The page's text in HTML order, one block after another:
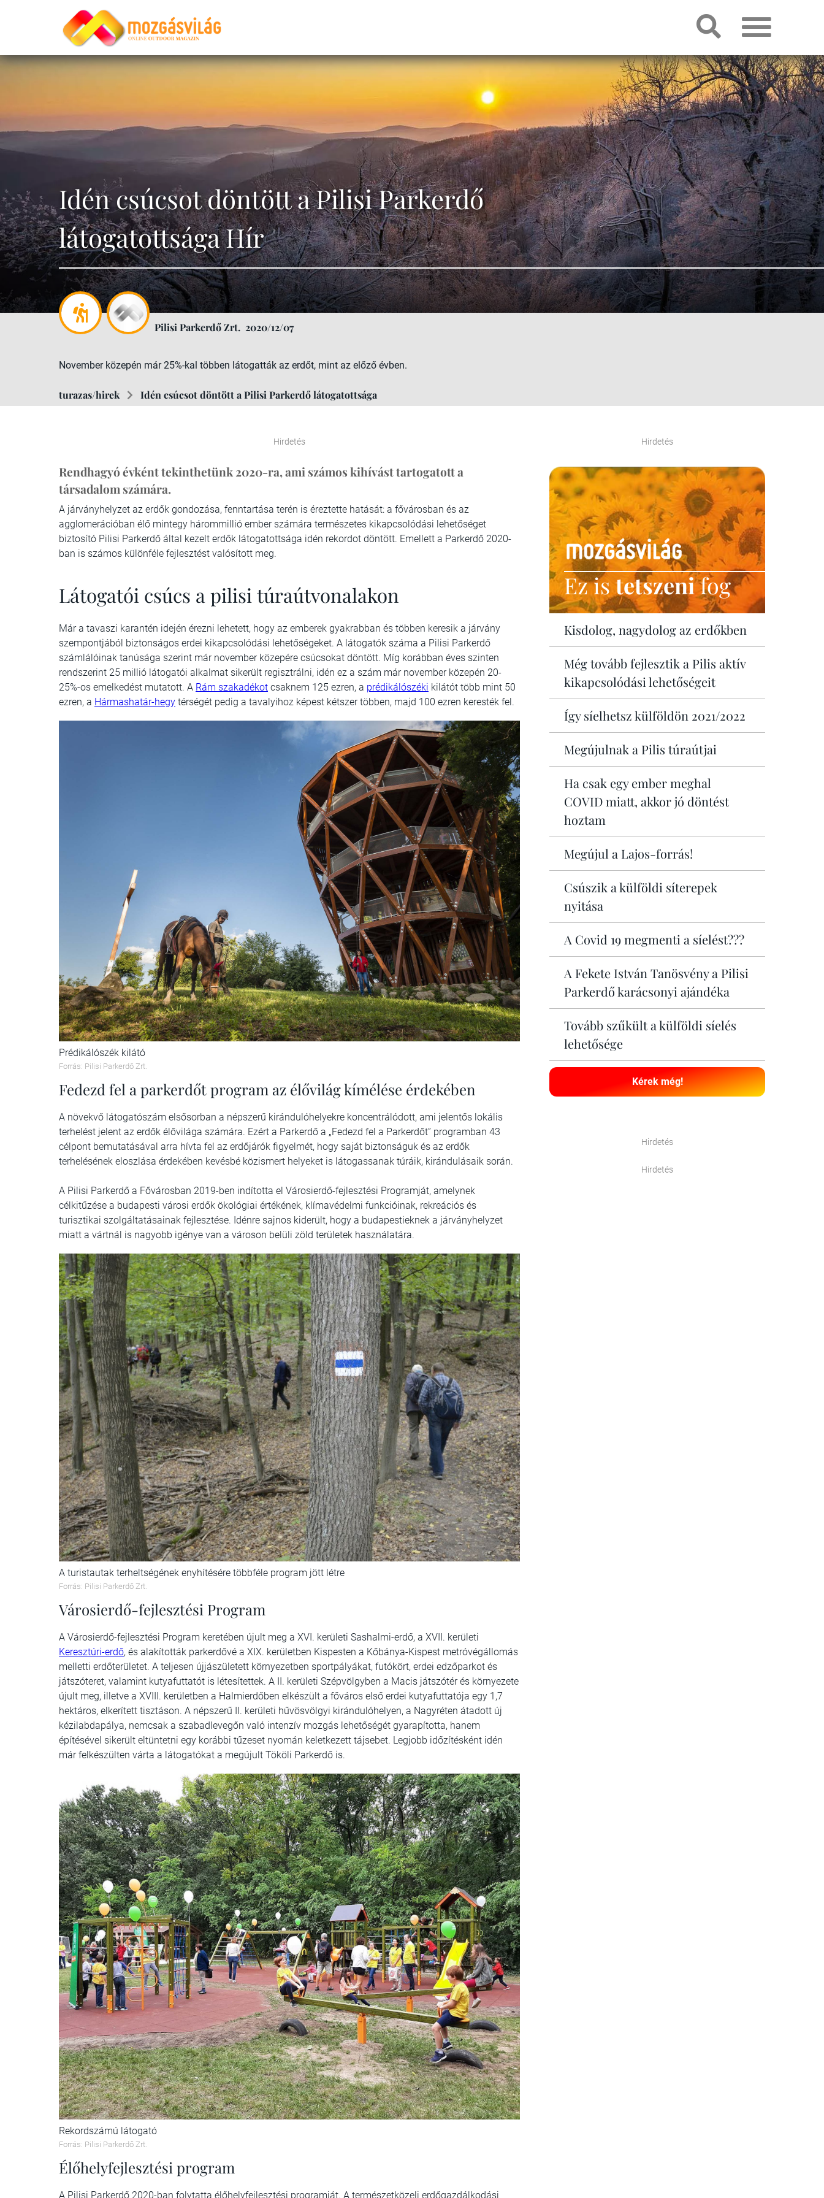
Idén csúcsot döntött a Pilisi Parkerdő
látogatottsága Hír
Pilisi Parkerdő Zrt. 2020/12/07
November közepén már 25%-kal többen látogatták az erdőt, mint az előző évben.
turazas/hirek Idén csúcsot döntött a Pilisi Parkerdő látogatottsága
Hirdetés
Rendhagyó évként tekinthetünk 2020-ra, ami számos kihívást tartogatott a
társadalom számára.
A járványhelyzet az erdők gondozása, fenntartása terén is éreztette hatását: a fővárosban és az
agglomerációban élő mintegy hárommillió ember számára természetes kikapcsolódási lehetőséget
biztosító Pilisi Parkerdő által kezelt erdők látogatottsága idén rekordot döntött. Emellett a Parkerdő 2020-
ban is számos különféle fejlesztést valósított meg.
Látogatói csúcs a pilisi túraútvonalakon
Már a tavaszi karantén idején érezni lehetett, hogy az emberek gyakrabban és többen keresik a járvány
szempontjából biztonságos erdei kikapcsolódási lehetőségeket. A látogatók száma a Pilisi Parkerdő
számlálóinak tanúsága szerint már november közepére csúcsokat döntött. Míg korábban éves szinten
rendszerint 25 millió látogatói alkalmat sikerült regisztrálni, idén ez a szám már november közepén 20-
25%-os emelkedést mutatott. A Rám szakadékot csaknem 125 ezren, a prédikálószéki kilátót több mint 50
ezren, a Hármashatár-hegy térségét pedig a tavalyihoz képest kétszer többen, majd 100 ezren keresték fel.
Prédikálószék kilátó
Forrás: Pilisi Parkerdő Zrt.
Fedezd fel a parkerdőt program az élővilág kímélése érdekében
A növekvő látogatószám elsősorban a népszerű kirándulóhelyekre koncentrálódott, ami jelentős lokális
terhelést jelent az erdők élővilága számára. Ezért a Parkerdő a „Fedezd fel a Parkerdőt” programban 43
célpont bemutatásával arra hívta fel az erdőjárók figyelmét, hogy saját biztonságuk és az erdők
terhelésének eloszlása érdekében kevésbé közismert helyeket is látogassanak túráik, kirándulásaik során.
A Pilisi Parkerdő a Fővárosban 2019-ben indította el Városierdő-fejlesztési Programját, amelynek
célkitűzése a budapesti városi erdők ökológiai értékének, klímavédelmi funkcióinak, rekreációs és
turisztikai szolgáltatásainak fejlesztése. Idénre sajnos kiderült, hogy a budapestieknek a járványhelyzet
miatt a vártnál is nagyobb igénye van a városon belüli zöld területek használatára.
A turistautak terheltségének enyhítésére többféle program jött létre
Forrás: Pilisi Parkerdő Zrt.
Városierdő-fejlesztési Program
A Városierdő-fejlesztési Program keretében újult meg a XVI. kerületi Sashalmi-erdő, a XVII. kerületi
Keresztúri-erdő, és alakították parkerdővé a XIX. kerületben Kispesten a Kőbánya-Kispest metróvégállomás
melletti erdőterületet. A teljesen újjászületett környezetben sportpályákat, futókört, erdei edzőparkot és
játszóteret, valamint kutyafuttatót is létesítettek. A II. kerületi Szépvölgyben a Macis játszótér és környezete
újult meg, illetve a XVIII. kerületben a Halmierdőben elkészült a főváros első erdei kutyafuttatója egy 1,7
hektáros, elkerített tisztáson. A népszerű II. kerületi hűvösvölgyi kirándulóhelyen, a Nagyréten átadott új
kézilabdapálya, nemcsak a szabadlevegőn való intenzív mozgás lehetőségét gyarapította, hanem
építésével sikerült eltüntetni egy korábbi tűzeset nyomán keletkezett tájsebet. Legjobb időzítésként idén
már felkészülten várta a látogatókat a megújult Tököli Parkerdő is.
Rekordszámú látogató
Forrás: Pilisi Parkerdő Zrt.
Élőhelyfejlesztési program
A Pilisi Parkerdő 2020-ban folytatta élőhelyfejlesztési programját. A természetközeli erdőgazdálkodási
Hirdetés
Ez istetszenifog
Kisdolog, nagydolog az erdőkben
Még tovább fejlesztik a Pilis aktív
kikapcsolódási lehetőségeit
Így síelhetsz külföldön 2021/2022
Megújulnak a Pilis túraútjai
Ha csak egy ember meghal
COVID miatt, akkor jó döntést
hoztam
Megújul a Lajos-forrás!
Csúszik a külföldi síterepek
nyitása
A Covid 19 megmenti a síelést???
A Fekete István Tanösvény a Pilisi
Parkerdő karácsonyi ajándéka
Tovább szűkült a külföldi síelés
lehetősége
Kérek még!
Hirdetés
Hirdetés